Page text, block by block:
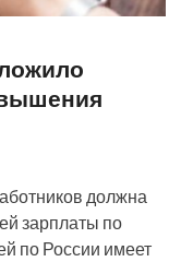
должна
зарплаты по
по России имеет